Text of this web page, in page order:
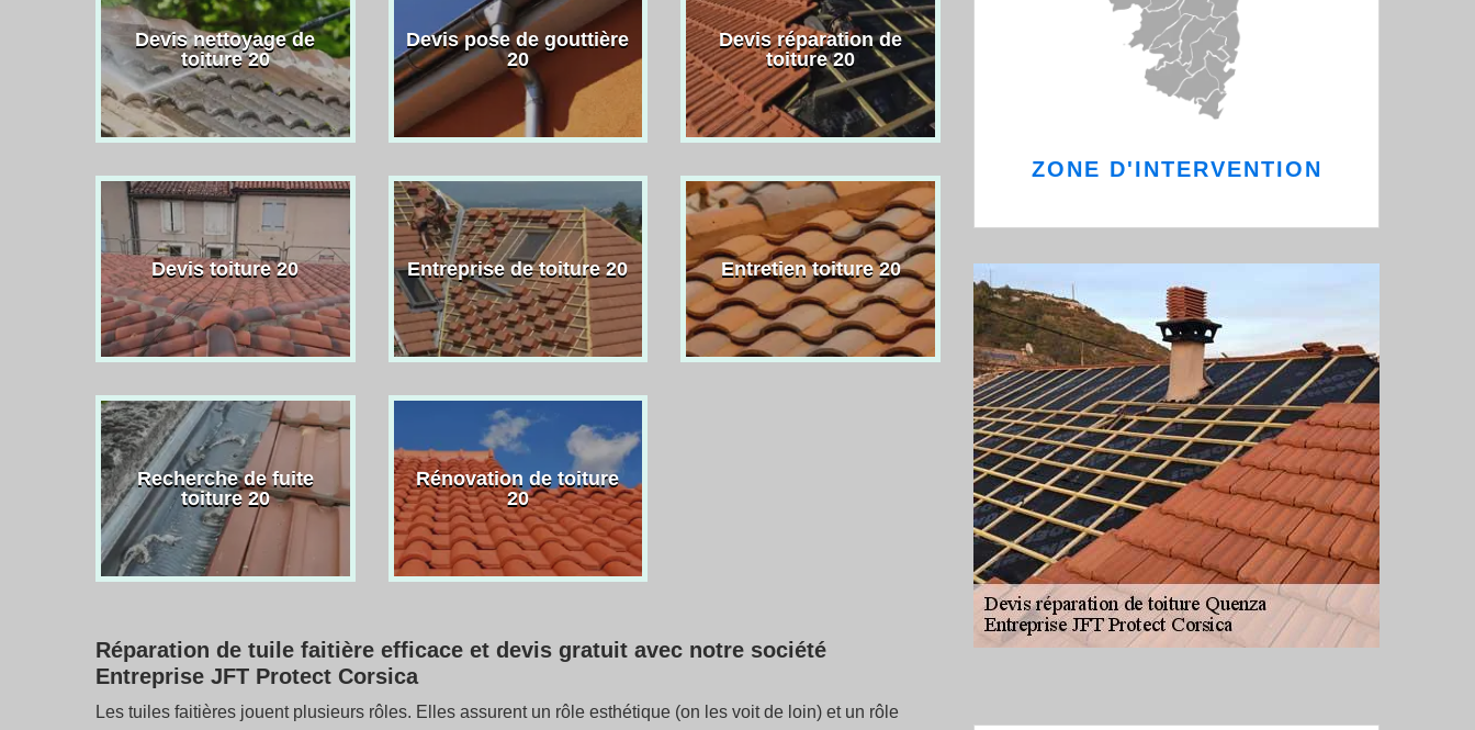
Devis nettoyage de
toiture 20
Devis pose de gouttière
20
Devis réparation de
toiture 20
Devis toiture 20 Entreprise de toiture 20 Entretien toiture 20
Recherche de fuite
toiture 20
Rénovation de toiture
20
Réparation de tuile faitière efficace et devis gratuit avec notre société
Entreprise JFT Protect Corsica
Les tuiles faitières jouent plusieurs rôles. Elles assurent un rôle esthétique (on les voit de loin) et un rôle
ZONE D'INTERVENTION